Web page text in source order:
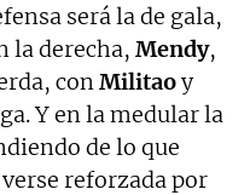
será la de gala,
la derecha, Mendy,
conMilitaoy
Y en la medular la
de lo que
reforzada por